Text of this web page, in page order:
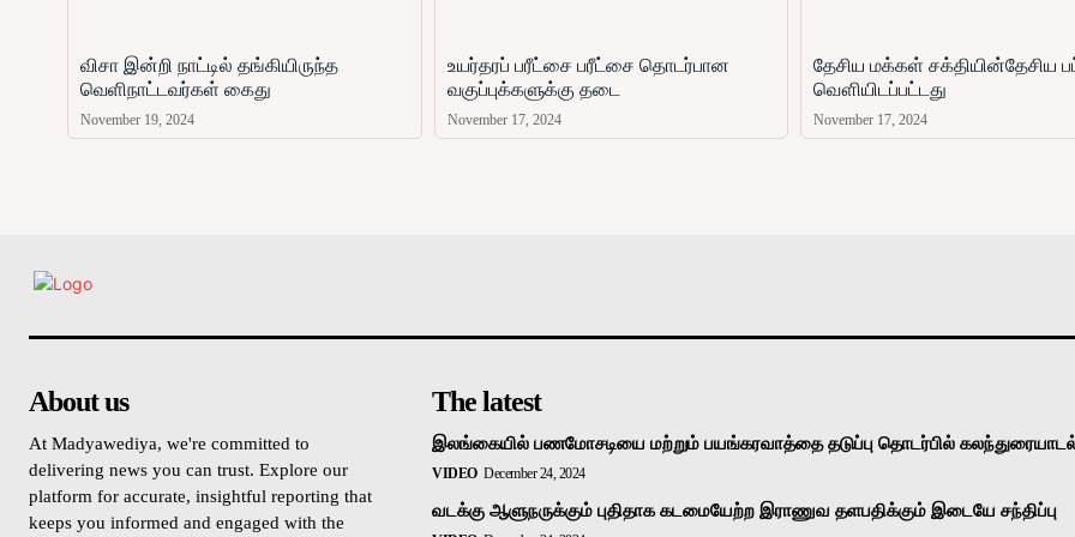
விசா இன்றி நாட்டில் தங்கியிருந்த
வெளிநாட்டவர்கள் கைது
November 19, 2024
உயர்தரப் பரீட்சை பரீட்சை தொடர்பான
வகுப்புக்களுக்கு தடை
November 17, 2024
தேசிய மக்கள் சக்தியின்தேசிய
வௌியிடப்பட்டது
November 17, 2024
About us
At Madyawediya, we're committed to
delivering news you can trust. Explore our
platform for accurate, insightful reporting that
keeps you informed and engaged with the
The latest
இலங்கையில் பணமோசடியை மற்றும் பயங்கரவாத்தை தடுப்பு தொடர்பில்
VIDEO December 24, 2024
வடக்கு ஆளுநருக்கும் புதிதாக கடமையேற்ற இராணுவ தளபதிக்கும் இடையே சந்திப்பு